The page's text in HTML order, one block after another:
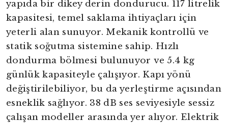
yapıda bir dikey derin dondurucu. 117 litrelik
kapasitesi, temel saklama ihtiyaçları için
yeterli alan sunuyor. Mekanik kontrollü ve
statik soğutma sistemine sahip. Hızlı
dondurma bölmesi bulunuyor ve 5.4 kg
günlük kapasiteyle çalışıyor. Kapı yönü
değiştirilebiliyor, bu da yerleştirme açısından
esneklik sağlıyor. 38 dB ses seviyesiyle sessiz
çalışan modeller arasında yer alıyor. Elektrik